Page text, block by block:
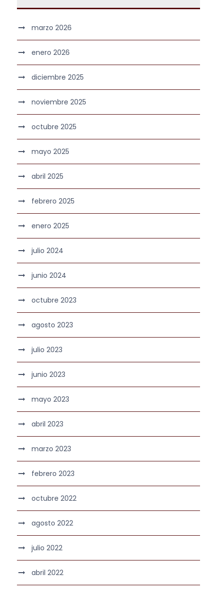
marzo 2026
enero 2026
diciembre 2025
noviembre 2025
octubre 2025
mayo 2025
abril 2025
febrero 2025
enero 2025
julio 2024
junio 2024
octubre 2023
agosto 2023
julio 2023
junio 2023
mayo 2023
abril 2023
marzo 2023
febrero 2023
octubre 2022
agosto 2022
julio 2022
abril 2022